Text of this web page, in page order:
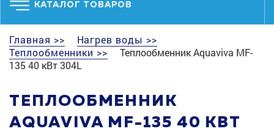
КАТАЛОГ ТОВАРОВ
Главная >>
Нагрев воды >>
Теплообменники >>
Теплообменник Aquaviva MF-
135 40 кВт 304L
ТЕПЛООБМЕННИК
AQUAVIVA MF-135 40 КВТ